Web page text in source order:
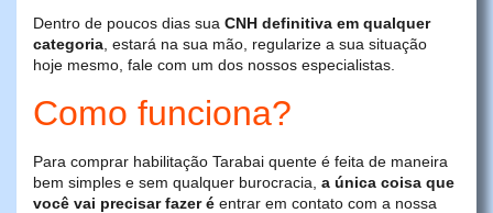
Dentro de poucos dias sua CNH definitiva em qualquer
categoria, estará na sua mão, regularize a sua situação
hoje mesmo, fale com um dos nossos especialistas.
Como funciona?
Para comprar habilitação Tarabai quente é feita de maneira
bem simples e sem qualquer burocracia, a única coisa que
você vai precisar fazer é entrar em contato com a nossa